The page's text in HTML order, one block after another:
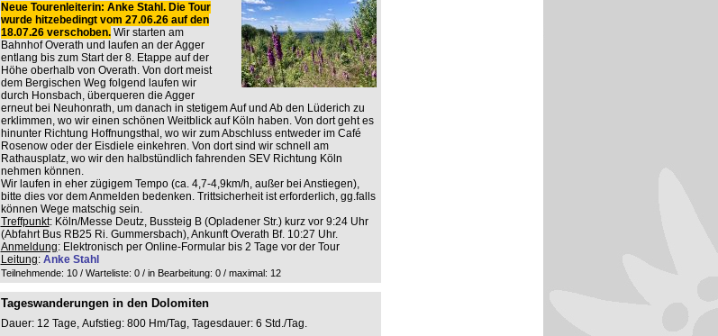
Neue Tourenleiterin: Anke Stahl. Die Tour
wurde hitzebedingt vom 27.06.26 auf den
18.07.26 verschoben.Wir starten am
Bahnhof Overath und laufen an der Agger
entlang bis zum Start der 8. Etappe auf der
Höhe oberhalb von Overath. Von dort meist
dem Bergischen Weg folgend laufen wir
durch Honsbach, überqueren die Agger
erneut bei Neuhonrath, um danach in stetigem Auf und Ab den Lüderich zu
erklimmen, wo wir einen schönen Weitblick auf Köln haben. Von dort geht es
hinunter Richtung Hoffnungsthal, wo wir zum Abschluss entweder im Café
Rosenow oder der Eisdiele einkehren. Von dort sind wir schnell am
Rathausplatz, wo wir den halbstündlich fahrenden SEV Richtung Köln
nehmen können.
Wir laufen in eher zügigem Tempo (ca. 4,7-4,9km/h, außer bei Anstiegen),
bitte dies vor dem Anmelden bedenken. Trittsicherheit ist erforderlich, gg.falls
können Wege matschig sein.
Treffpunkt: Köln/Messe Deutz, Bussteig B (Opladener Str.) kurz vor 9:24 Uhr
(Abfahrt Bus RB25 Ri. Gummersbach), Ankunft Overath Bf. 10:27 Uhr.
Anmeldung: Elektronisch per Online-Formular bis 2 Tage vor der Tour
Leitung: Anke Stahl
Teilnehmende: 10 / Warteliste: 0 / in Bearbeitung: 0 / maximal: 12
Tageswanderungen in den Dolomiten
Dauer: 12 Tage, Aufstieg: 800 Hm/Tag, Tagesdauer: 6 Std./Tag.